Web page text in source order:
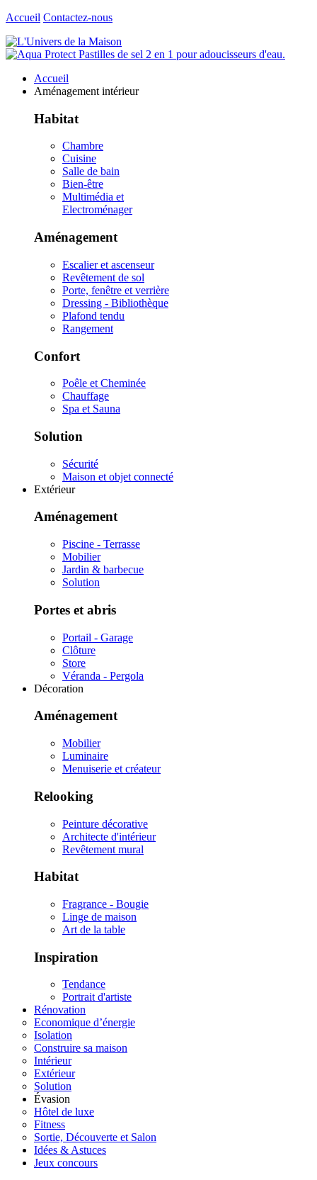
Accueil Contactez-nous
Accueil
Aménagement intérieur
Habitat
Chambre
Cuisine
Salle de bain
Bien-être
Multimédia et
Electroménager
Aménagement
Escalier et ascenseur
Revêtement de sol
Porte, fenêtre et verrière
Dressing - Bibliothèque
Plafond tendu
Rangement
Confort
Poêle et Cheminée
Chauffage
Spa et Sauna
Solution
Sécurité
Maison et objet connecté
Extérieur
Aménagement
Piscine - Terrasse
Mobilier
Jardin & barbecue
Solution
Portes et abris
Portail - Garage
Clôture
Store
Véranda - Pergola
Décoration
Aménagement
Mobilier
Luminaire
Menuiserie et créateur
Relooking
Peinture décorative
Architecte d'intérieur
Revêtement mural
Habitat
Fragrance - Bougie
Linge de maison
Art de la table
Inspiration
Tendance
Portrait d'artiste
Rénovation
Economique d’énergie
Isolation
Construire sa maison
Intérieur
Extérieur
Solution
Évasion
Hôtel de luxe
Fitness
Sortie, Découverte et Salon
Idées & Astuces
Jeux concours